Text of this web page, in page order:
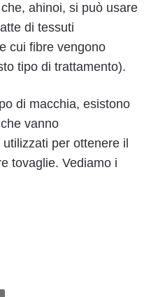
ahinoi, si può usare
di tessuti
cui fibre vengono
tipo di trattamento).
di macchia, esistono
vanno
per ottenere il
tovaglie. Vediamo i